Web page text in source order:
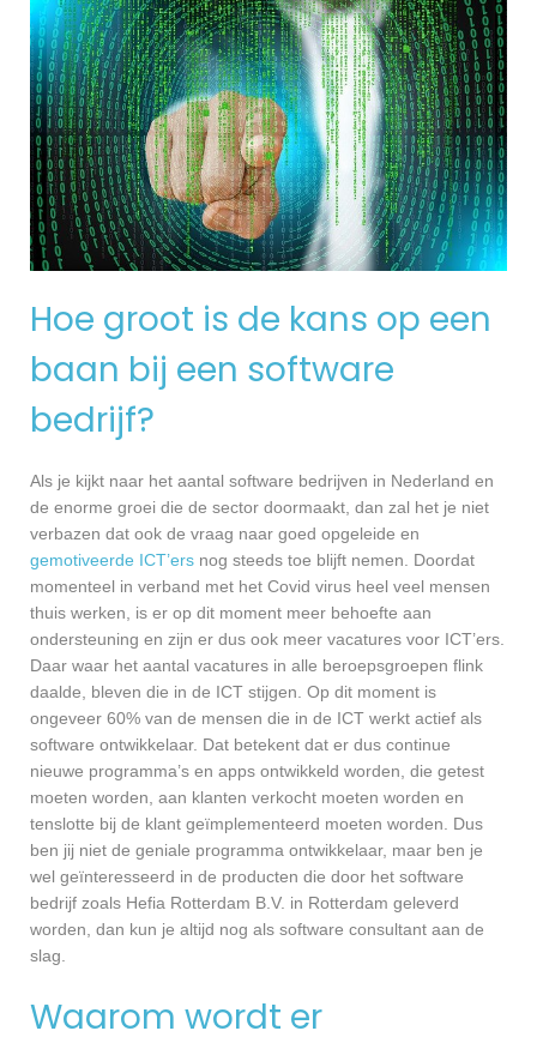
Hoe groot is de kans op een
baan bij een software
bedrijf?
Als je kijkt naar het aantal software bedrijven in Nederland en
de enorme groei die de sector doormaakt, dan zal het je niet
verbazen dat ook de vraag naar goed opgeleide en
gemotiveerde ICT’ers nog steeds toe blijft nemen. Doordat
momenteel in verband met het Covid virus heel veel mensen
thuis werken, is er op dit moment meer behoefte aan
ondersteuning en zijn er dus ook meer vacatures voor ICT’ers.
Daar waar het aantal vacatures in alle beroepsgroepen flink
daalde, bleven die in de ICT stijgen. Op dit moment is
ongeveer 60% van de mensen die in de ICT werkt actief als
software ontwikkelaar. Dat betekent dat er dus continue
nieuwe programma’s en apps ontwikkeld worden, die getest
moeten worden, aan klanten verkocht moeten worden en
tenslotte bij de klant geïmplementeerd moeten worden. Dus
ben jij niet de geniale programma ontwikkelaar, maar ben je
wel geïnteresseerd in de producten die door het software
bedrijf zoals Hefia Rotterdam B.V. in Rotterdam geleverd
worden, dan kun je altijd nog als software consultant aan de
slag.
Waarom wordt er